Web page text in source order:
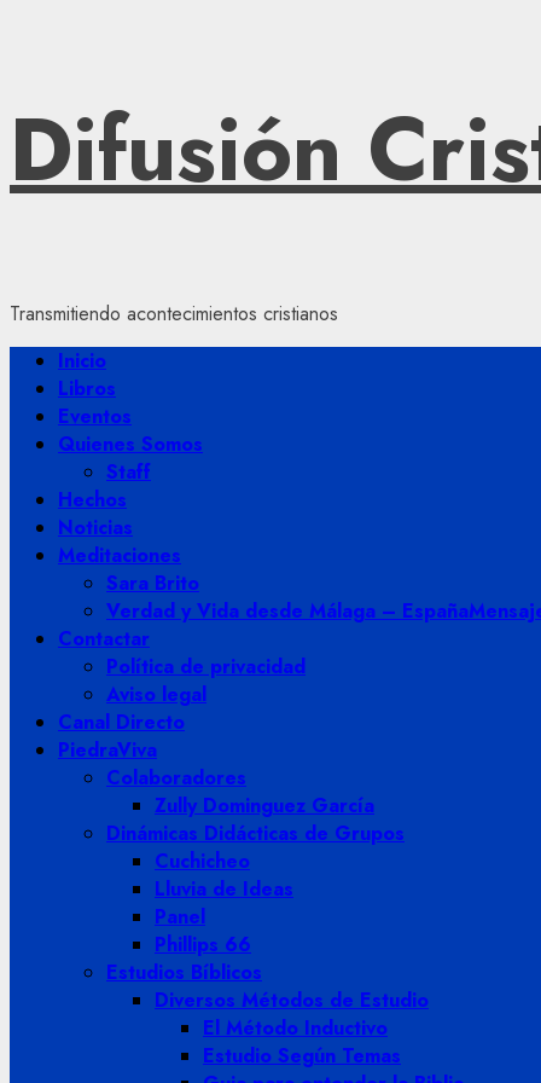
al
contenido
Difusión
Transmitiendo acontecimientos cristianos
Menú
principal
Inicio
Libros
Eventos
Quienes Somos
Staff
Hechos
Noticias
Meditaciones
Sara Brito
Verdad y Vida desde Málaga – España
Contactar
Política de privacidad
Aviso legal
Canal Directo
PiedraViva
Colaboradores
Zully Dominguez García
Dinámicas Didácticas de Grupos
Cuchicheo
Lluvia de Ideas
Panel
Phillips 66
Estudios Bíblicos
Diversos Métodos de Estudio
El Método Inductivo
Estudio Según Temas